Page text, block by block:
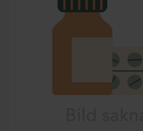
Lista: . Innehåller 1 objekt.